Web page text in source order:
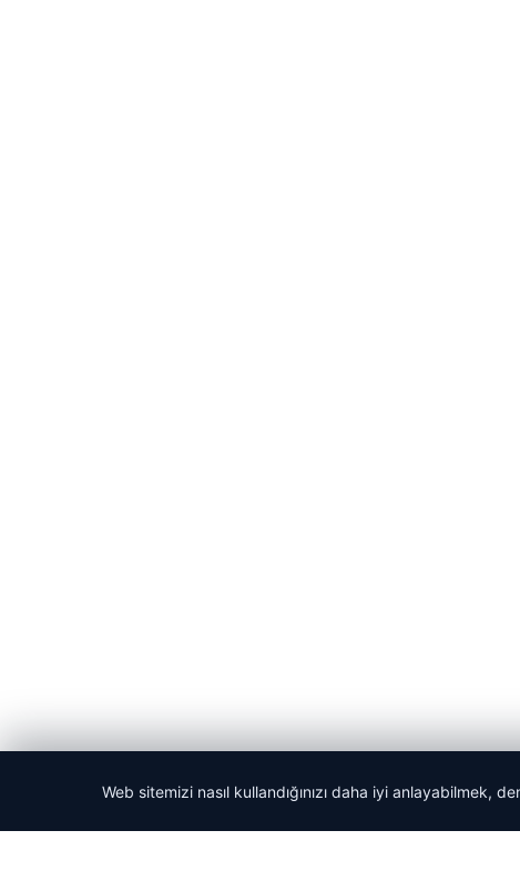
Web sitemizi nasıl kullandığınızı daha iyi anlayabilmek,